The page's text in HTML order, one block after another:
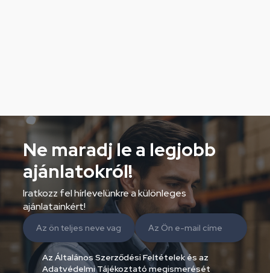
Ne maradj le a legjobb
ajánlatokról!
Iratkozz fel hírlevelünkre a különleges
ajánlatainkért!
Az Általános Szerződési Feltételek és az
Adatvédelmi Tájékoztató megismerését